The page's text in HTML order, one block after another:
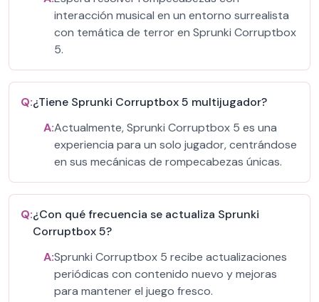
interacción musical en un entorno surrealista
con temática de terror en Sprunki Corruptbox
5.
Q:¿Tiene Sprunki Corruptbox 5 multijugador?
A:Actualmente, Sprunki Corruptbox 5 es una
experiencia para un solo jugador, centrándose
en sus mecánicas de rompecabezas únicas.
Q:¿Con qué frecuencia se actualiza Sprunki
Corruptbox 5?
A:Sprunki Corruptbox 5 recibe actualizaciones
periódicas con contenido nuevo y mejoras
para mantener el juego fresco.